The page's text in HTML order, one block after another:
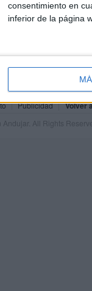
consentimiento en
inferior de la página
Publicidad Volver
Andujar. All Rights